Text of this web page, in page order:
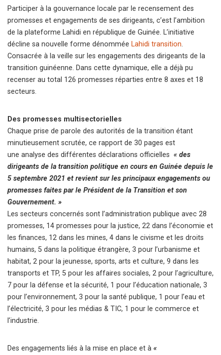
Participer à la gouvernance locale par le recensement des
promesses et engagements de ses dirigeants, c’est l’ambition
de la plateforme Lahidi en république de Guinée. L’initiative
décline sa nouvelle forme dénommée Lahidi transition.
Consacrée à la veille sur les engagements des dirigeants de la
transition guinéenne. Dans cette dynamique, elle a déjà pu
recenser au total 126 promesses réparties entre 8 axes et 18
secteurs.
Des promesses multisectorielles
Chaque prise de parole des autorités de la transition étant
minutieusement scrutée, ce rapport de 30 pages est
une analyse des différentes déclarations officielles « des
dirigeants de la transition politique en cours en Guinée depuis le
5 septembre 2021 et revient sur les principaux engagements ou
promesses faites par le Président de la Transition et son
Gouvernement. »
Les secteurs concernés sont l’administration publique avec 28
promesses, 14 promesses pour la justice, 22 dans l’économie et
les finances, 12 dans les mines, 4 dans le civisme et les droits
humains, 5 dans la politique étrangère, 3 pour l’urbanisme et
habitat, 2 pour la jeunesse, sports, arts et culture, 9 dans les
transports et TP, 5 pour les affaires sociales, 2 pour l’agriculture,
7 pour la défense et la sécurité, 1 pour l’éducation nationale, 3
pour l’environnement, 3 pour la santé publique, 1 pour l’eau et
l’électricité, 3 pour les médias & TIC, 1 pour le commerce et
l’industrie.
Des engagements liés à la mise en place et à «